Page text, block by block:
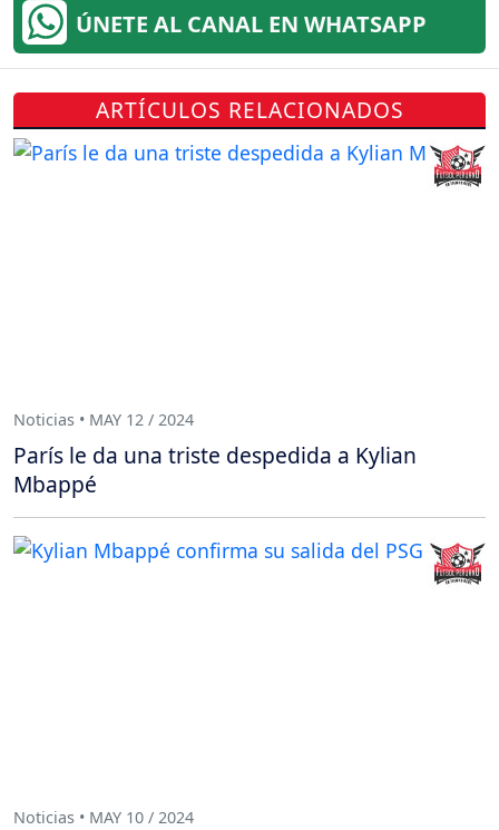
ÚNETE AL CANAL EN WHATSAPP
ARTÍCULOS RELACIONADOS
Noticias • MAY 12 / 2024
París le da una triste despedida a Kylian
Mbappé
Noticias • MAY 10 / 2024